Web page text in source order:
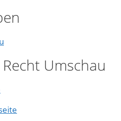
Umschau